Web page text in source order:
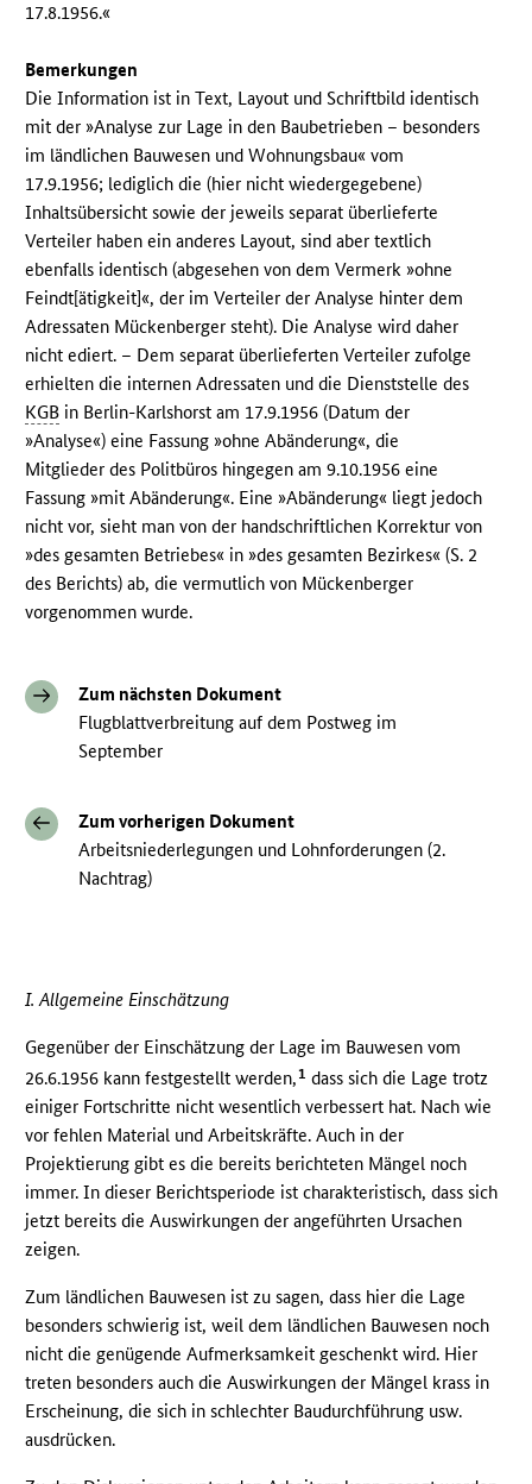
17.8.1956.«
Bemerkungen
Die Information ist in Text, Layout und Schriftbild identisch
mit der »Analyse zur Lage in den Baubetrieben – besonders
im ländlichen Bauwesen und Wohnungsbau« vom
17.9.1956; lediglich die (hier nicht wiedergegebene)
Inhaltsübersicht sowie der jeweils separat überlieferte
Verteiler haben ein anderes Layout, sind aber textlich
ebenfalls identisch (abgesehen von dem Vermerk »ohne
Feindt[ätigkeit]«, der im Verteiler der Analyse hinter dem
Adressaten Mückenberger steht). Die Analyse wird daher
nicht ediert. – Dem separat überlieferten Verteiler zufolge
erhielten die internen Adressaten und die Dienststelle des
KGB in Berlin-Karlshorst am 17.9.1956 (Datum der
»Analyse«) eine Fassung »ohne Abänderung«, die
Mitglieder des Politbüros hingegen am 9.10.1956 eine
Fassung »mit Abänderung«. Eine »Abänderung« liegt jedoch
nicht vor, sieht man von der handschriftlichen Korrektur von
»des gesamten Betriebes« in »des gesamten Bezirkes« (S. 2
des Berichts) ab, die vermutlich von Mückenberger
vorgenommen wurde.
Zum nächsten Dokument
Flugblattverbreitung auf dem Postweg im
September
Zum vorherigen Dokument
Arbeitsniederlegungen und Lohnforderungen (2.
Nachtrag)
I. Allgemeine Einschätzung
Gegenüber der Einschätzung der Lage im Bauwesen vom
26.6.1956 kann festgestellt werden,1 dass sich die Lage trotz
einiger Fortschritte nicht wesentlich verbessert hat. Nach wie
vor fehlen Material und Arbeitskräfte. Auch in der
Projektierung gibt es die bereits berichteten Mängel noch
immer. In dieser Berichtsperiode ist charakteristisch, dass sich
jetzt bereits die Auswirkungen der angeführten Ursachen
zeigen.
Zum ländlichen Bauwesen ist zu sagen, dass hier die Lage
besonders schwierig ist, weil dem ländlichen Bauwesen noch
nicht die genügende Aufmerksamkeit geschenkt wird. Hier
treten besonders auch die Auswirkungen der Mängel krass in
Erscheinung, die sich in schlechter Baudurchführung usw.
ausdrücken.